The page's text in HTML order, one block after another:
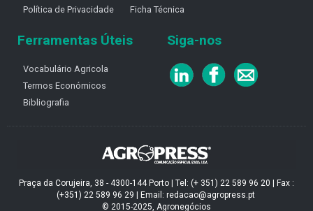
Política de Privacidade
Ficha Técnica
Ferramentas Úteis
Vocabulário Agricola
Termos Económicos
Bibliografia
Siga-nos
Praça da Corujeira, 38 - 4300-144 Porto | Tel: (+ 351) 22 589 96 20 | Fax :
(+351) 22 589 96 29 | Email: redacao@agropress.pt
© 2015-2025, Agronegócios